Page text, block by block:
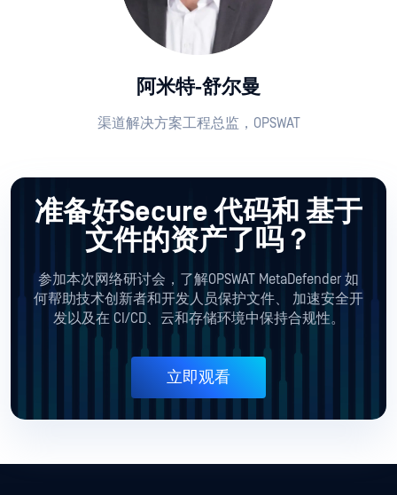
阿米特-舒尔曼
渠道解决方案工程总监，OPSWAT
准备好Secure 代码和 基于
文件的资产了吗？
参加本次网络研讨会，了解OPSWAT MetaDefender 如
何帮助技术创新者和开发人员保护文件、
加速安全开
发以及在 CI/CD、云和存储环境中保持合规性。
立即观看